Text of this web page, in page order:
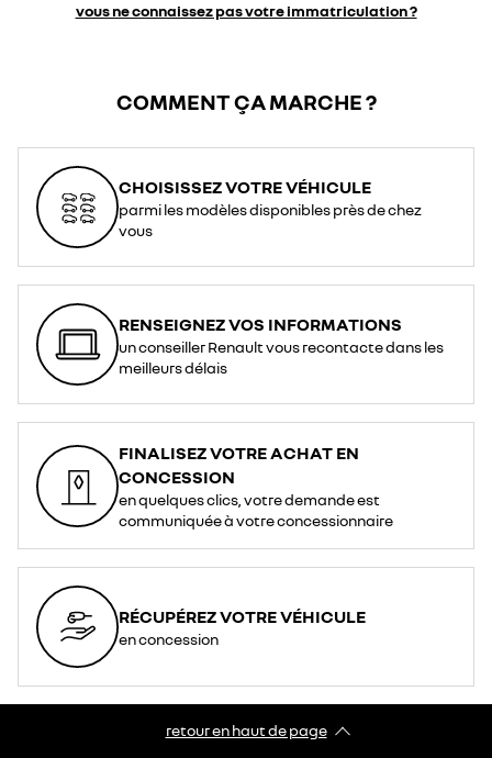
vous ne connaissez pas votre immatriculation ?
COMMENT ÇA MARCHE ?
CHOISISSEZ VOTRE VÉHICULE
parmi les modèles disponibles près de chez
vous
RENSEIGNEZ VOS INFORMATIONS
un conseiller Renault vous recontacte dans les
meilleurs délais
FINALISEZ VOTRE ACHAT EN
CONCESSION
en quelques clics, votre demande est
communiquée à votre concessionnaire
RÉCUPÉREZ VOTRE VÉHICULE
en concession
retour en haut de page​